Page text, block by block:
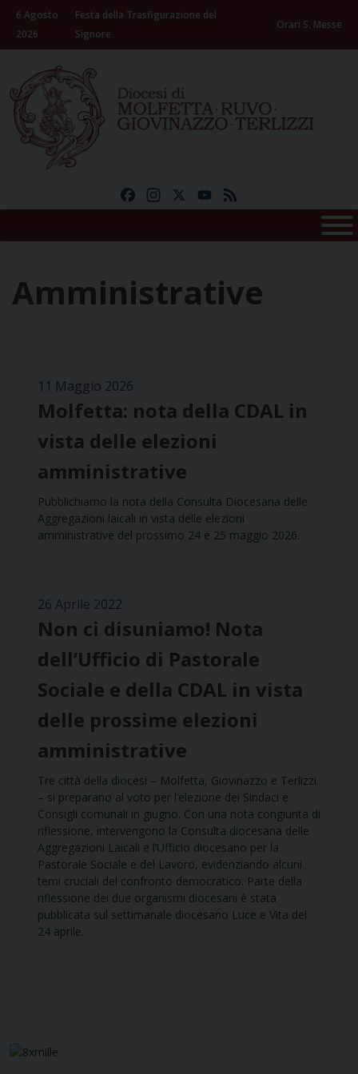
Skip
content
6 Agosto
2026
Festa della Trasfigurazione del
Signore
Orari S. Messe
FacebookInstagramYouTube
Amministrative
11 Maggio 2026
Molfetta: nota della CDAL in
vista delle elezioni
amministrative
Pubblichiamo la nota della Consulta Diocesana delle
Aggregazioni laicali in vista delle elezioni
amministrative del prossimo 24 e 25 maggio 2026.
26 Aprile 2022
Non ci disuniamo! Nota
dell’Ufficio di Pastorale
Sociale e della CDAL in vista
delle prossime elezioni
amministrative
Tre città della diocesi – Molfetta, Giovinazzo e Terlizzi
– si preparano al voto per l’elezione dei Sindaci e
Consigli comunali in giugno. Con una nota congiunta di
riflessione, intervengono la Consulta diocesana delle
Aggregazioni Laicali e l’Ufficio diocesano per la
Pastorale Sociale e del Lavoro, evidenziando alcuni
temi cruciali del confronto democratico. Parte della
riflessione dei due organismi diocesani è stata
pubblicata sul settimanale diocesano Luce e Vita del
24 aprile.